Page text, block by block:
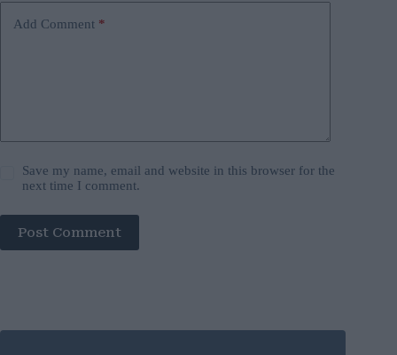
Add Comment *
Save my name, email and website in this browser for the
next time I comment.
Post Comment